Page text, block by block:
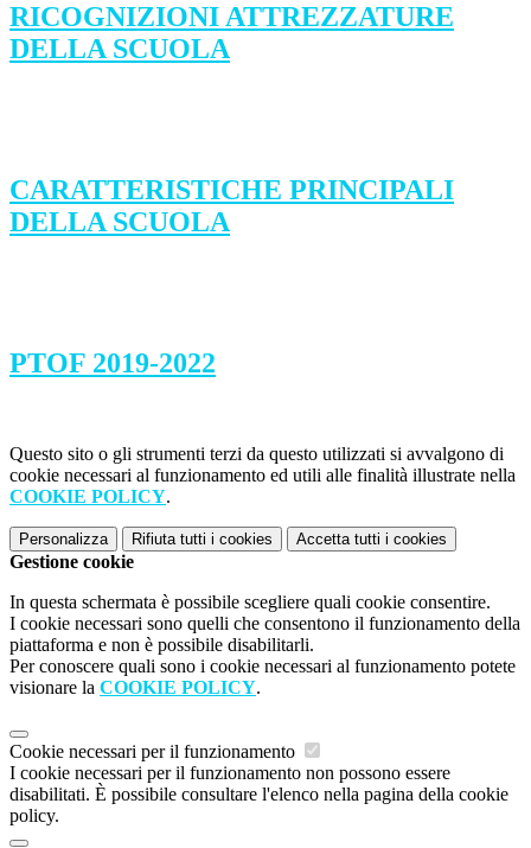
RICOGNIZIONI ATTREZZATURE
DELLA SCUOLA
CARATTERISTICHE PRINCIPALI
DELLA SCUOLA
PTOF 2019-2022
Questo sito o gli strumenti terzi da questo utilizzati si avvalgono di
cookie necessari al funzionamento ed utili alle finalità illustrate nella
COOKIE POLICY.
Personalizza Rifiuta tutti i cookies Accetta tutti i cookies
Gestione cookie
In questa schermata è possibile scegliere quali cookie consentire.
I cookie necessari sono quelli che consentono il funzionamento della
piattaforma e non è possibile disabilitarli.
Per conoscere quali sono i cookie necessari al funzionamento potete
visionare la COOKIE POLICY.
Cookie necessari per il funzionamento
I cookie necessari per il funzionamento non possono essere
disabilitati. È possibile consultare l'elenco nella pagina della cookie
policy.